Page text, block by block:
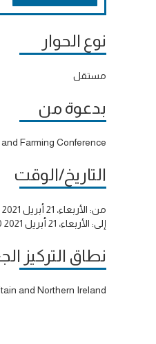
نوع الحوار
مستقل
بدعوة من
Farming Conference
التاريخ/الوقت
من: الأربعاء، 21 أبريل 2021 15:00 UTC
إلى: الأربعاء، 21 أبريل 2021 17:00 UTC
نطاق التركيز
and Northern Ireland